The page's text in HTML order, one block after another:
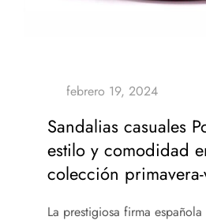
Sandalias casuales
estilo y comodidad
colección
La prestigiosa firma